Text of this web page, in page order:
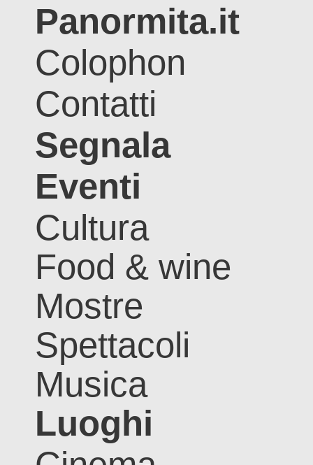
Panormita.it
Colophon
Contatti
Segnala
Eventi
Cultura
Food & wine
Mostre
Spettacoli
Musica
Luoghi